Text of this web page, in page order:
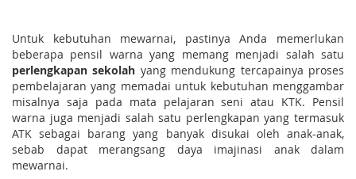
Untuk kebutuhan mewarnai, pastinya Anda memerlukan
beberapa pensil warna yang memang menjadi salah satu
perlengkapan sekolah yang mendukung tercapainya proses
pembelajaran yang memadai untuk kebutuhan menggambar
misalnya saja pada mata pelajaran seni atau KTK. Pensil
warna juga menjadi salah satu perlengkapan yang termasuk
ATK sebagai barang yang banyak disukai oleh anak-anak,
sebab dapat merangsang daya imajinasi anak dalam
mewarnai.